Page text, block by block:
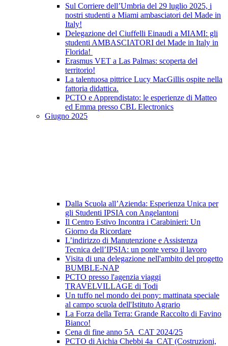
Sul Corriere dell’Umbria del 29 luglio 2025, i
nostri studenti a Miami ambasciatori del Made in
Italy!
Delegazione del Ciuffelli Einaudi a MIAMI: gli
studenti AMBASCIATORI del Made in Italy in
Florida!
Erasmus VET a Las Palmas: scoperta del
territorio!
La talentuosa pittrice Lucy MacGillis ospite nella
fattoria didattica.
PCTO e Apprendistato: le esperienze di Matteo
ed Emma presso CBL Electronics
Giugno 2025
Dalla Scuola all’Azienda: Esperienza Unica per
gli Studenti IPSIA con Angelantoni
Il Centro Estivo Incontra i Carabinieri: Un
Giorno da Ricordare
L’indirizzo di Manutenzione e Assistenza
Tecnica dell’IPSIA: un ponte verso il lavoro
Visita di una delegazione nell'ambito del progetto
BUMBLE-NAP
PCTO presso l'agenzia viaggi
TRAVELVILLAGE di Todi
Un tuffo nel mondo dei pony: mattinata speciale
al campo scuola dell'Istituto Agrario
La Forza della Terra: Grande Raccolto di Favino
Bianco!
Cena di fine anno 5A_CAT 2024/25
PCTO di Aichia Chebbi 4a_CAT (Costruzioni,